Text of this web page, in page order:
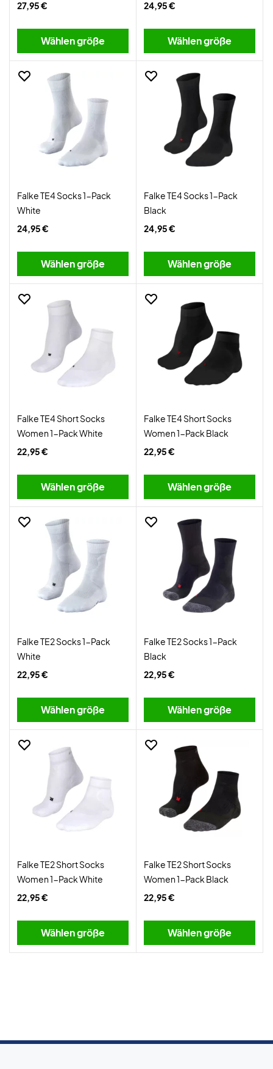
27,95 €
Wählen größe
24,95 €
Wählen größe
Falke TE4 Socks 1-Pack
White
24,95 €
Wählen größe
Falke TE4 Socks 1-Pack
Black
24,95 €
Wählen größe
Falke TE4 Short Socks
Women 1-Pack White
22,95 €
Wählen größe
Falke TE4 Short Socks
Women 1-Pack Black
22,95 €
Wählen größe
Falke TE2 Socks 1-Pack
White
22,95 €
Wählen größe
Falke TE2 Socks 1-Pack
Black
22,95 €
Wählen größe
Falke TE2 Short Socks
Women 1-Pack White
22,95 €
Wählen größe
Falke TE2 Short Socks
Women 1-Pack Black
22,95 €
Wählen größe